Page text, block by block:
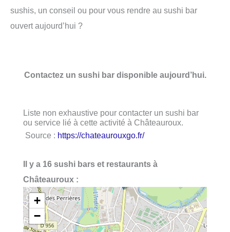
sushis, un conseil ou pour vous rendre au sushi bar
ouvert aujourd’hui ?
Contactez un sushi bar disponible aujourd’hui.
Liste non exhaustive pour contacter un sushi bar
ou service lié à cette activité à Châteauroux.
Source : https://chateaurouxgo.fr/
Il y a 16 sushi bars et restaurants à
Châteauroux :
+
−